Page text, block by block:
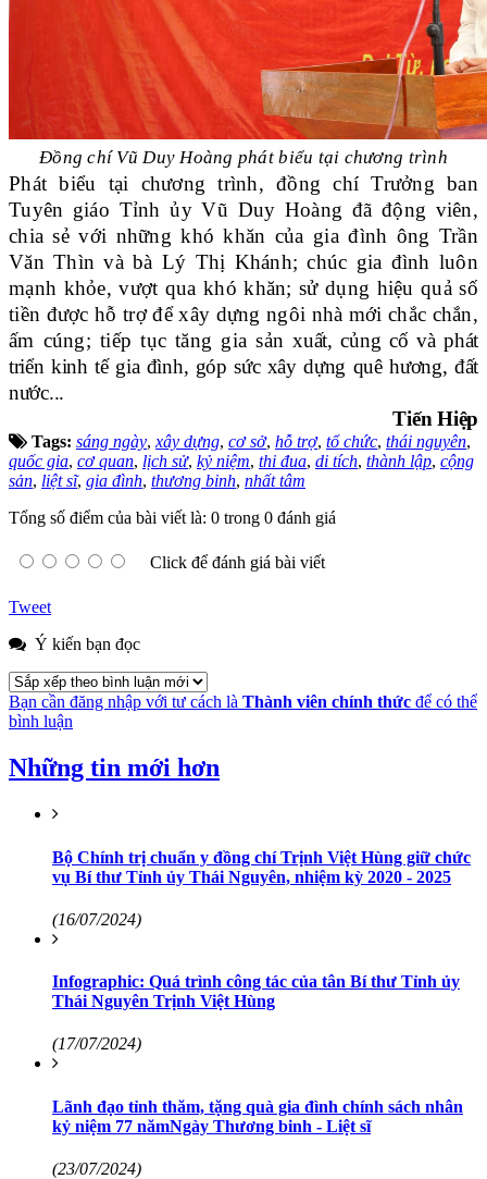
Đồng chí Vũ Duy Hoàng phát biểu tại chương trình
Phát biểu tại chương trình, đồng chí Trưởng ban
Tuyên giáo Tỉnh ủy Vũ Duy Hoàng đã động viên,
chia sẻ với những khó khăn của gia đình ông Trần
Văn Thìn và bà Lý Thị Khánh; chúc gia đình luôn
mạnh khỏe, vượt qua khó khăn; sử dụng hiệu quả số
tiền được hỗ trợ để xây dựng ngôi nhà mới chắc chắn,
ấm cúng; tiếp tục tăng gia sảnxuất, củng cố và phát
triển kinh tế gia đình, góp sức xây dựng quê hương, đất
nước...
Tiến Hiệp
Tags: sáng ngày,xây dựng, cơ sở, hỗ trợ, tổ chức, thái nguyên,
quốc gia, cơ quan, lịch sử, kỷ niệm, thi đua, di tích, thành lập, cộng
sản, liệt sĩ, gia đình, thương binh, nhất tâm
Tổng số điểm của bài viết là: 0 trong 0 đánh giá
Click để đánh giá bài viết
Tweet
Ý kiến bạn đọc
Bạn cần đăng nhập với tư cách là Thành viên chính thức để có thể
bình luận
Những tin mới hơn
Bộ Chính trị chuẩn y đồng chí Trịnh Việt Hùng giữ chức
vụ Bí thư Tỉnh ủy Thái Nguyên, nhiệm kỳ 2020 - 2025
(16/07/2024)
Infographic: Quá trình công tác của tân Bí thư Tỉnh ủy
Thái Nguyên Trịnh Việt Hùng
(17/07/2024)
Lãnh đạo tỉnh thăm, tặng quà gia đình chính sách nhân
kỷ niệm 77 nămNgày Thương binh - Liệt sĩ
(23/07/2024)